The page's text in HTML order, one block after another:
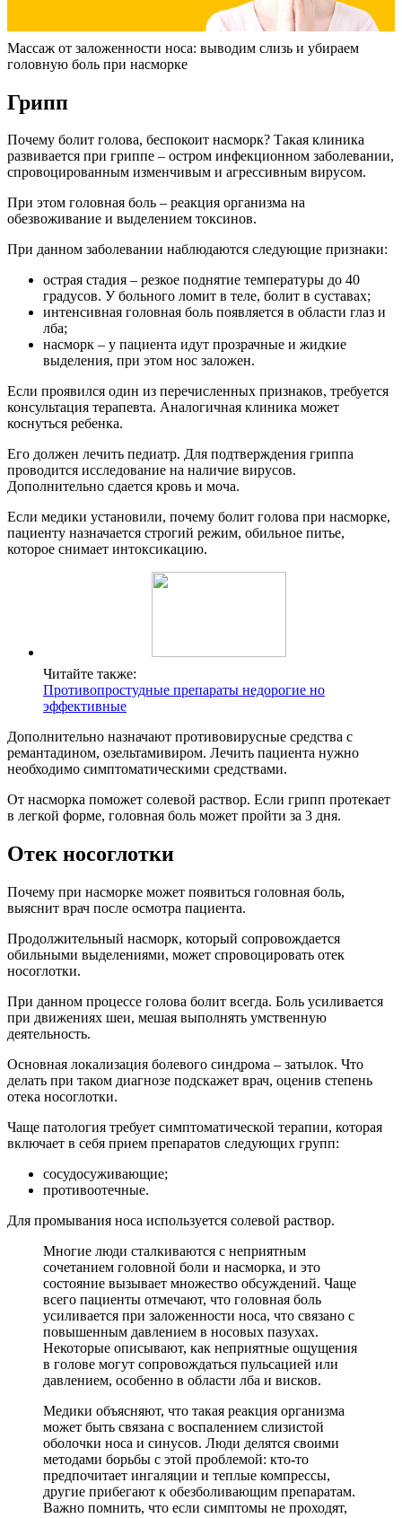
Массаж от заложенности носа: выводим слизь и убираем
головную боль при насморке
Грипп
Почему болит голова, беспокоит насморк? Такая клиника
развивается при гриппе – остром инфекционном заболевании,
спровоцированным изменчивым и агрессивным вирусом.
При этом головная боль – реакция организма на
обезвоживание и выделением токсинов.
При данном заболевании наблюдаются следующие признаки:
острая стадия – резкое поднятие температуры до 40
градусов. У больного ломит в теле, болит в суставах;
интенсивная головная боль появляется в области глаз и
лба;
насморк – у пациента идут прозрачные и жидкие
выделения, при этом нос заложен.
Если проявился один из перечисленных признаков, требуется
консультация терапевта. Аналогичная клиника может
коснуться ребенка.
Его должен лечить педиатр. Для подтверждения гриппа
проводится исследование на наличие вирусов.
Дополнительно сдается кровь и моча.
Если медики установили, почему болит голова при насморке,
пациенту назначается строгий режим, обильное питье,
которое снимает интоксикацию.
Читайте также:
Противопростудные препараты недорогие но
эффективные
Дополнительно назначают противовирусные средства с
ремантадином, озельтамивиром. Лечить пациента нужно
необходимо симптоматическими средствами.
От насморка поможет солевой раствор. Если грипп протекает
в легкой форме, головная боль может пройти за 3 дня.
Отек носоглотки
Почему при насморке может появиться головная боль,
выяснит врач после осмотра пациента.
Продолжительный насморк, который сопровождается
обильными выделениями, может спровоцировать отек
носоглотки.
При данном процессе голова болит всегда. Боль усиливается
при движениях шеи, мешая выполнять умственную
деятельность.
Основная локализация болевого синдрома – затылок. Что
делать при таком диагнозе подскажет врач, оценив степень
отека носоглотки.
Чаще патология требует симптоматической терапии, которая
включает в себя прием препаратов следующих групп:
сосудосуживающие;
противоотечные.
Для промывания носа используется солевой раствор.
Многие люди сталкиваются с неприятным
сочетанием головной боли и насморка, и это
состояние вызывает множество обсуждений. Чаще
всего пациенты отмечают, что головная боль
усиливается при заложенности носа, что связано с
повышенным давлением в носовых пазухах.
Некоторые описывают, как неприятные ощущения
в голове могут сопровождаться пульсацией или
давлением, особенно в области лба и висков.
Медики объясняют, что такая реакция организма
может быть связана с воспалением слизистой
оболочки носа и синусов. Люди делятся своими
методами борьбы с этой проблемой: кто-то
предпочитает ингаляции и теплые компрессы,
другие прибегают к обезболивающим препаратам.
Важно помнить, что если симптомы не проходят,